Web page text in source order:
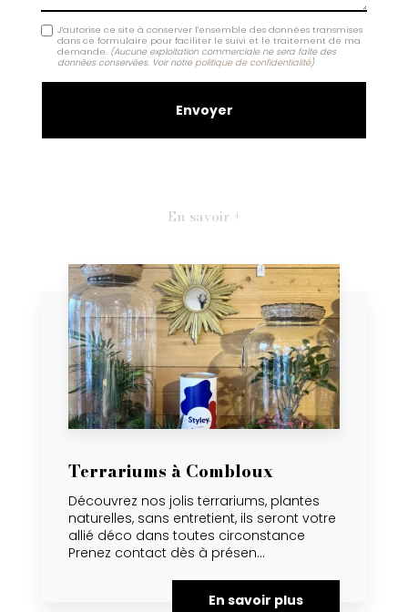
J'autorise ce site à conserver l'ensemble des données transmises
dans ce formulaire pour faciliter le suivi et le traitement de ma
demande. (Aucune exploitation commerciale ne sera faite des
données conservées. Voir notre politique de confidentialité)
En savoir +
Terrariums à Combloux
Découvrez nos jolis terrariums, plantes
naturelles, sans entretient, ils seront votre
allié déco dans toutes circonstance
Prenez contact dès à présen...
En savoir plus